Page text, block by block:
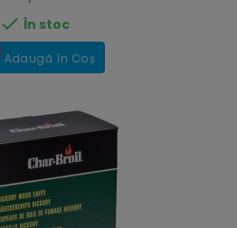
 În stoc
Adaugă în Coș